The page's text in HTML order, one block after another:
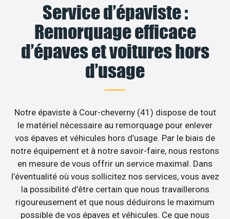
Service d’épaviste :
Remorquage efficace
d’épaves et voitures hors
d’usage
Notre épaviste à Cour-cheverny (41) dispose de tout
le matériel nécessaire au remorquage pour enlever
vos épaves et véhicules hors d’usage. Par le biais de
notre équipement et à notre savoir-faire, nous restons
en mesure de vous offrir un service maximal. Dans
l’éventualité où vous sollicitez nos services, vous avez
la possibilité d’être certain que nous travaillerons
rigoureusement et que nous déduirons le maximum
possible de vos épaves et véhicules. Ce que nous